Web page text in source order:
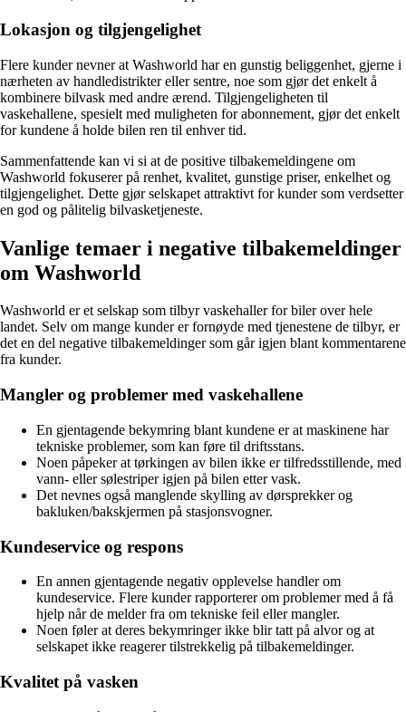
Lokasjon og tilgjengelighet
Flere kunder nevner at Washworld har en gunstig beliggenhet, gjerne i
nærheten av handledistrikter eller sentre, noe som gjør det enkelt å
kombinere bilvask med andre ærend. Tilgjengeligheten til
vaskehallene, spesielt med muligheten for abonnement, gjør det enkelt
for kundene å holde bilen ren til enhver tid.
Sammenfattende kan vi si at de positive tilbakemeldingene om
Washworld fokuserer på renhet, kvalitet, gunstige priser, enkelhet og
tilgjengelighet. Dette gjør selskapet attraktivt for kunder som verdsetter
en god og pålitelig bilvasketjeneste.
Vanlige temaer i negative tilbakemeldinger
om Washworld
Washworld er et selskap som tilbyr vaskehaller for biler over hele
landet. Selv om mange kunder er fornøyde med tjenestene de tilbyr, er
det en del negative tilbakemeldinger som går igjen blant kommentarene
fra kunder.
Mangler og problemer med vaskehallene
En gjentagende bekymring blant kundene er at maskinene har
tekniske problemer, som kan føre til driftsstans.
Noen påpeker at tørkingen av bilen ikke er tilfredsstillende, med
vann- eller sølestriper igjen på bilen etter vask.
Det nevnes også manglende skylling av dørsprekker og
bakluken/bakskjermen på stasjonsvogner.
Kundeservice og respons
En annen gjentagende negativ opplevelse handler om
kundeservice. Flere kunder rapporterer om problemer med å få
hjelp når de melder fra om tekniske feil eller mangler.
Noen føler at deres bekymringer ikke blir tatt på alvor og at
selskapet ikke reagerer tilstrekkelig på tilbakemeldinger.
Kvalitet på vasken